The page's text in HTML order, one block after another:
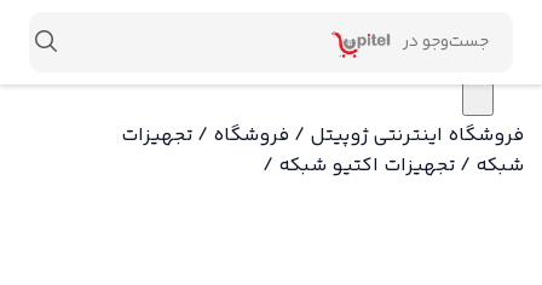
فروشگاه اینترنتی ژوپیتل / فروشگاه / تجهیزات
شبکه / تجهیزات اکتیو شبکه /
×